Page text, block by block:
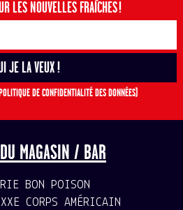
LES NOUVELLES FRAÎCHES !
DE CONFIDENTIALITÉ DES DONNÉES)
MAGASIN / BAR
BON POISON
CORPS AMÉRICAIN